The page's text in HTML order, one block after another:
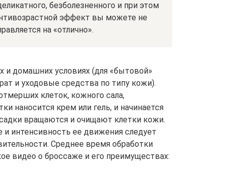
безболезненного и при этом
эффект вы можете не
на «отлично».
и домашних условиях (для «бытовой»
и уходовые средства по типу кожи).
клеток, кожного сала,
наносится крем или гель, и начинается
вращаются и очищают клетки кожи.
интенсивность ее движения следует
Среднее время обработки
видео о броссаже и его преимуществах: